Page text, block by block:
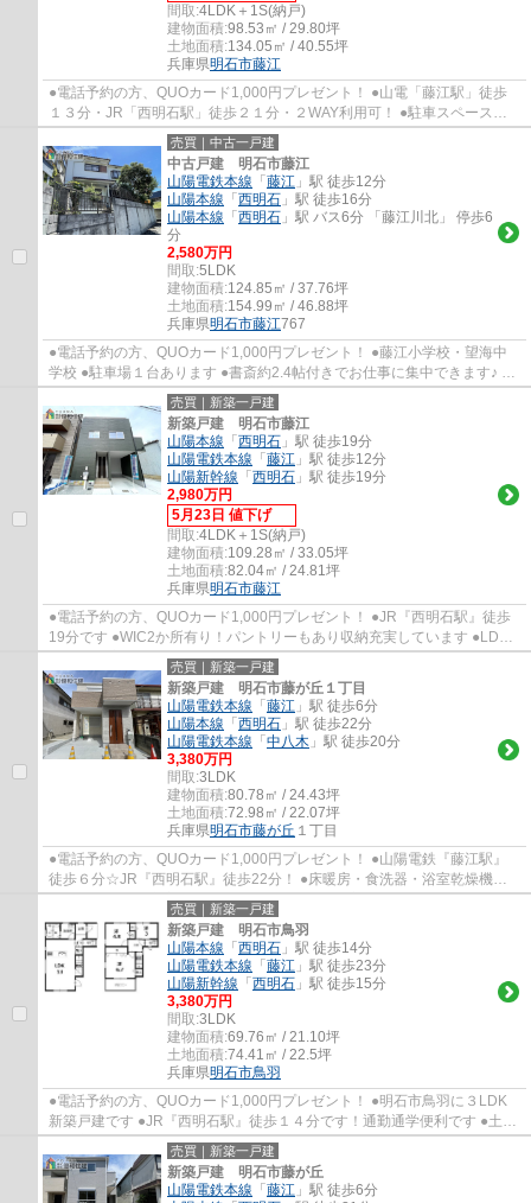
間取:4LDK＋1S(納戸)
建物面積:98.53㎡ / 29.80坪
土地面積:134.05㎡ / 40.55坪
兵庫県明石市藤江
●電話予約の方、QUOカード1,000円プレゼント！ ●山電「藤江駅」徒歩
１３分・JR「西明石駅」徒歩２１分・２WAY利用可！ ●駐車スペース３
台分あります。 ●屋根裏収納付きの４LDKの間取り...
売買｜中古一戸建
中古戸建 明石市藤江
山陽電鉄本線 「藤江 」駅 徒歩12分
山陽本線 「西明石 」駅 徒歩16分
山陽本線 「西明石 」駅 バス6分 「藤江川北」 停歩6
分
2,580万円
間取:5LDK
建物面積:124.85㎡ / 37.76坪
土地面積:154.99㎡ / 46.88坪
兵庫県明石市藤江767
●電話予約の方、QUOカード1,000円プレゼント！ ●藤江小学校・望海中
学校 ●駐車場１台あります ●書斎約2.4帖付きでお仕事に集中できます♪ ●
約4.5帖の３屋根裏収納・全てのお部屋に物入...
売買｜新築一戸建
新築戸建 明石市藤江
山陽本線 「西明石 」駅 徒歩19分
山陽電鉄本線 「藤江 」駅 徒歩12分
山陽新幹線 「西明石 」駅 徒歩19分
2,980万円
5月23日 値下げ
間取:4LDK＋1S(納戸)
建物面積:109.28㎡ / 33.05坪
土地面積:82.04㎡ / 24.81坪
兵庫県明石市藤江
●電話予約の方、QUOカード1,000円プレゼント！ ●JR『西明石駅』徒歩
19分です ●WIC2か所有り！パントリーもあり収納充実しています ●LDK
も18帖で家族でゆったり過ごすことが出来ます ●...
売買｜新築一戸建
新築戸建 明石市藤が丘１丁目
山陽電鉄本線 「藤江 」駅 徒歩6分
山陽本線 「西明石 」駅 徒歩22分
山陽電鉄本線 「中八木 」駅 徒歩20分
3,380万円
間取:3LDK
建物面積:80.78㎡ / 24.43坪
土地面積:72.98㎡ / 22.07坪
兵庫県明石市藤が丘 １丁目
●電話予約の方、QUOカード1,000円プレゼント！ ●山陽電鉄『藤江駅』
徒歩６分☆JR『西明石駅』徒歩22分！ ●床暖房・食洗器・浴室乾燥機な
ど便利な設備が充実しております ●LDK18帖は家族...
売買｜新築一戸建
新築戸建 明石市鳥羽
山陽本線 「西明石 」駅 徒歩14分
山陽電鉄本線 「藤江 」駅 徒歩23分
山陽新幹線 「西明石 」駅 徒歩15分
3,380万円
間取:3LDK
建物面積:69.76㎡ / 21.10坪
土地面積:74.41㎡ / 22.5坪
兵庫県明石市鳥羽
●電話予約の方、QUOカード1,000円プレゼント！ ●明石市鳥羽に３LDK
新築戸建です ●JR『西明石駅』徒歩１４分です！通勤通学便利です ●土地
は３方角地です！ ●制震ダンパー「MIRAIE]標準...
売買｜新築一戸建
新築戸建 明石市藤が丘
山陽電鉄本線 「藤江 」駅 徒歩6分